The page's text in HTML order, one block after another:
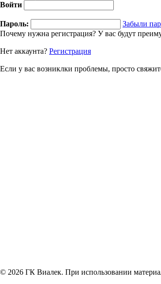
Войти
Пароль:
Забыли
Почему нужна регистрация? У вас будут
Нет аккаунта? Регистрация
Если у вас возниклки проблемы, просто
© 2026 ГК Виалек. При использовании